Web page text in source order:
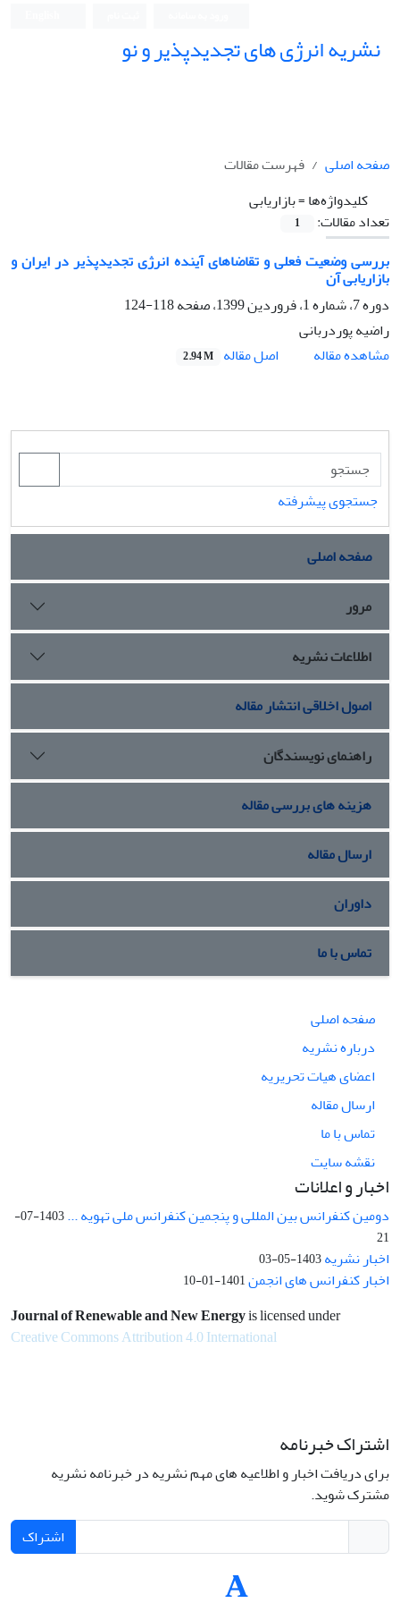
نشریه انرژی های تجدیدپذیر و نو
صفحه اصلی
فهرست مقالات
کلیدواژه‌ها =بازاریابی
تعداد مقالات:
1
بررسی وضعیت فعلی و تقاضاهای آینده انرژی تجدیدپذیر در ایران و
بازاریابی آن
دوره 7، شماره 1، فروردین 1399، صفحه
118-124
راضیه پوردربانی
مشاهده مقاله
اصل مقاله 2.94 M
جستجوی پیشرفته
صفحه اصلی
مرور
اطلاعات نشریه
اصول اخلاقی انتشار مقاله
راهنمای نویسندگان
هزینه های بررسی مقاله
ارسال مقاله
داوران
تماس با ما
صفحه اصلی
درباره نشریه
اعضای هیات تحریریه
ارسال مقاله
تماس با ما
نقشه سایت
اخبار و اعلانات
دومین کنفرانس بین المللی و پنجمین کنفرانس ملی تهویه ...
1403-07-
21
اخبار نشریه1403-05-03
اخبار کنفرانس های انجمن1401-01-10
Journal of Renewable and New Energyis licensed under
Creative Commons Attribution 4.0 International
اشتراک خبرنامه
برای دریافت اخبار و اطلاعیه های مهم نشریه در خبرنامه نشریه
مشترک شوید.
اشتراک